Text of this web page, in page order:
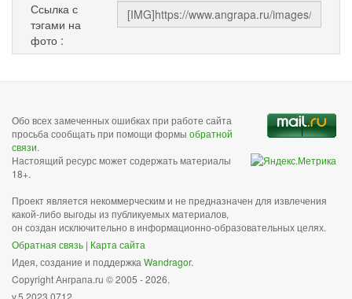
Ссылка с
тэгами на
фото :
Обо всех замеченных ошибках при работе сайта
просьба сообщать при помощи формы обратной
связи.
Настоящий ресурс может содержать материалы
18+.
Проект является некоммерческим и не предназначен для извлечения
какой-либо выгоды из публикуемых материалов,
он создан исключительно в информационно-образовательных целях.
Обратная связь | Карта сайта
Идея, создание и поддержка Wandragor.
Copyright Анграпа.ru © 2005 - 2026.